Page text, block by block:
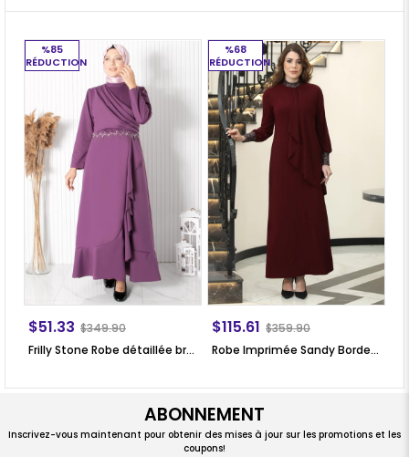
Frilly Stone Robe détaillée brodée Lilas FHM874
$51.33 $349.90
%85
RÉDUCTION
Robe Imprimée Sandy Bordeaux ELB42
$115.61 $359.90
%68
RÉDUCTION
ABONNEMENT
Inscrivez-vous maintenant pour obtenir des mises à jour sur les promotions et les
coupons!